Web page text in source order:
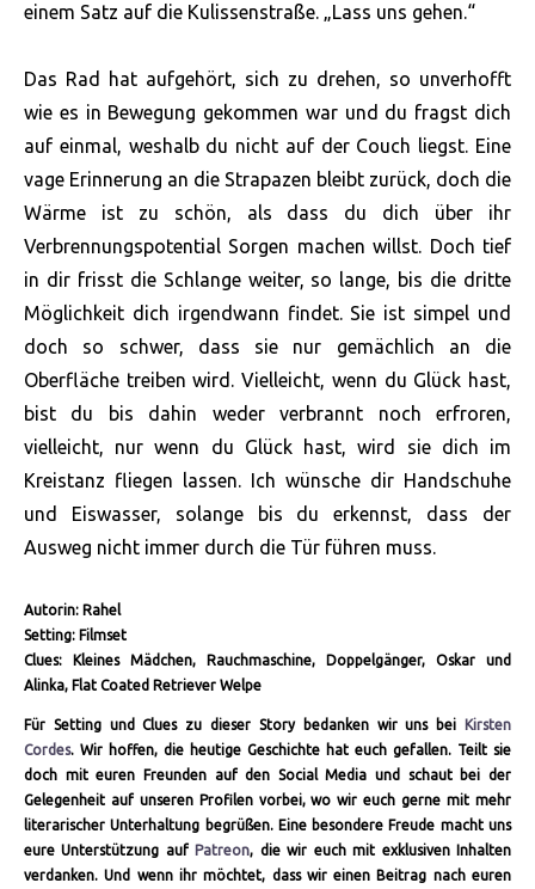
einem Satz auf die Kulissenstraße. „Lass uns gehen.“
Das Rad hat aufgehört, sich zu drehen, so unverhofft
wie es in Bewegung gekommen war und du fragst dich
auf einmal, weshalb du nicht auf der Couch liegst. Eine
vage Erinnerung an die Strapazen bleibt zurück, doch die
Wärme ist zu schön, als dass du dich über ihr
Verbrennungspotential Sorgen machen willst. Doch tief
in dir frisst die Schlange weiter, so lange, bis die dritte
Möglichkeit dich irgendwann findet. Sie ist simpel und
doch so schwer, dass sie nur gemächlich an die
Oberfläche treiben wird. Vielleicht, wenn du Glück hast,
bist du bis dahin weder verbrannt noch erfroren,
vielleicht, nur wenn du Glück hast, wird sie dich im
Kreistanz fliegen lassen. Ich wünsche dir Handschuhe
und Eiswasser, solange bis du erkennst, dass der
Ausweg nicht immer durch die Tür führen muss.
Autorin: Rahel
Setting: Filmset
Clues: Kleines Mädchen, Rauchmaschine, Doppelgänger, Oskar und
Alinka, Flat Coated Retriever Welpe
Für Setting und Clues zu dieser Story bedanken wir uns bei
Kirsten
Cordes. Wir hoffen, die heutige Geschichte hat euch gefallen. Teilt sie
doch mit euren Freunden auf den Social Media und schaut bei der
Gelegenheit auf unseren Profilen vorbei, wo wir euch gerne mit mehr
literarischer Unterhaltung begrüßen. Eine besondere Freude macht uns
eure Unterstützung auf Patreon, die wir euch mit exklusiven Inhalten
verdanken. Und wenn ihr möchtet, dass wir einen Beitrag nach euren